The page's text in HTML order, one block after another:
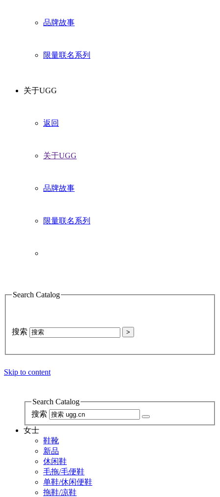
品牌故事
限量联名系列
关于UGG
返回
关于UGG
品牌故事
限量联名系列
Search Catalog
搜索 >
Skip to content
Search Catalog
搜索
女士
鞋靴
新品
休闲鞋
毛拖/毛便鞋
单鞋/休闲便鞋
拖鞋/凉鞋